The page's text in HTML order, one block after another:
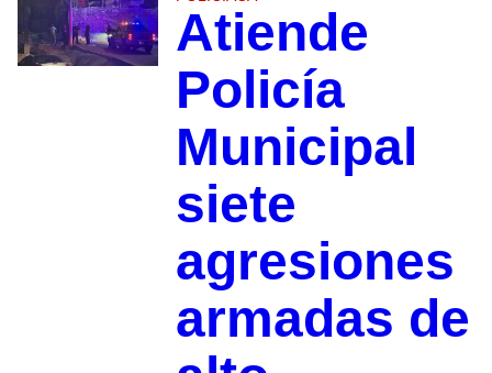
Atiende
Policía
Municipal
siete
agresiones
armadas de